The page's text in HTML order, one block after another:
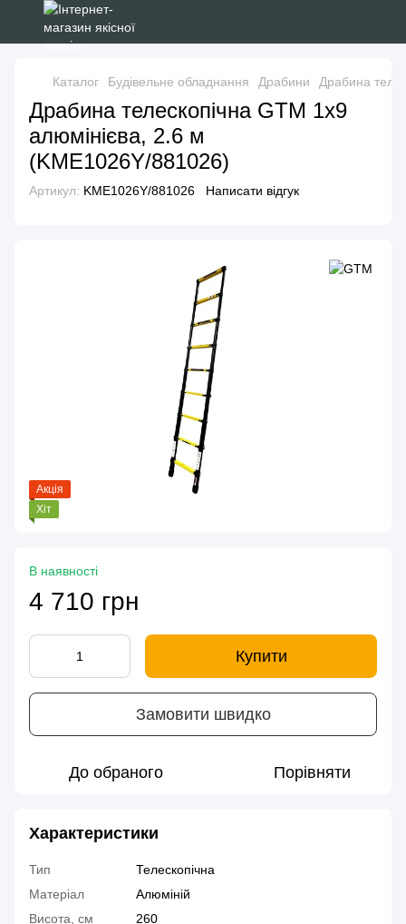
Каталог Будівельне обладнання Драбини Драбина
Драбина телескопічна GTM 1x9
алюмінієва, 2.6 м
(KME1026Y/881026)
Артикул: KME1026Y/881026 Написати відгук
Акція
Хіт
В наявності
4 710 грн
Купити
Замовити швидко
До обраного Порівняти
Характеристики
Тип
Телескопічна
Матеріал
Алюміній
Висота, см
260